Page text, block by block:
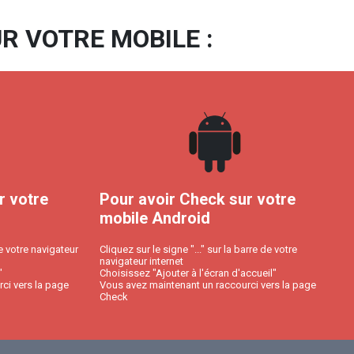
VOTRE MOBILE :
votre
votre navigateur
vers la page
Pour avoir Check sur votre
mobile Android
Cliquez sur le signe "..." sur la barre de votre
navigateur internet
Choisissez "Ajouter à l'écran d'accueil"
Vous avez maintenant un raccourci vers la page
Check